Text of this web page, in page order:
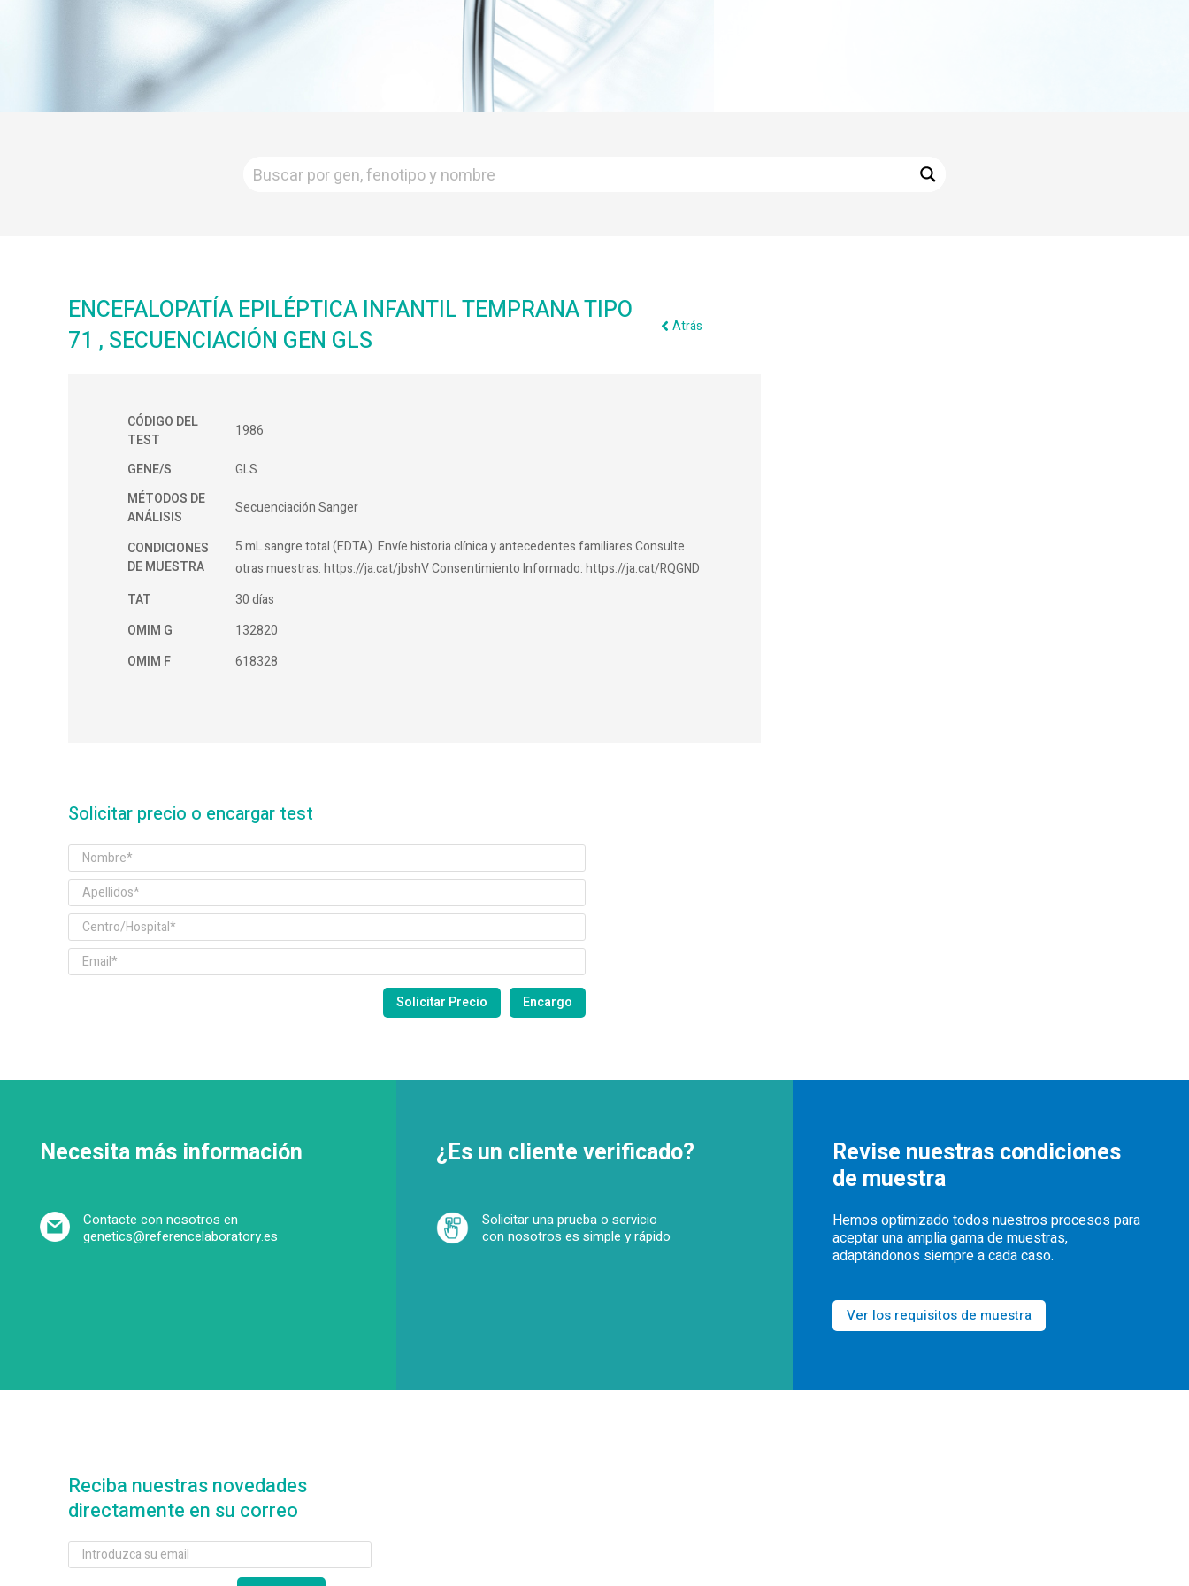
ENCEFALOPATÍA EPILÉPTICA INFANTIL TEMPRANA TIPO
71 , SECUENCIACIÓN GEN GLS
Atrás
CÓDIGO DEL
TEST
1986
GENE/S
GLS
MÉTODOS DE
ANÁLISIS
Secuenciación Sanger
CONDICIONES
DE MUESTRA
5 mL sangre total (EDTA). Envíe historia clínica y antecedentes familiares Consulte
otras muestras: https://ja.cat/jbshV Consentimiento Informado: https://ja.cat/RQGND
TAT
30 días
OMIM G
132820
OMIM F
618328
Solicitar precio o encargar test
Necesita más información ¿Es un cliente verificado?
Revise nuestras condiciones
de muestra
Contacte con nosotros en
genetics@referencelaboratory.es
Solicitar una prueba o servicio
con nosotros es simple y rápido
Hemos optimizado todos nuestros procesos para
aceptar una amplia gama de muestras,
adaptándonos siempre a cada caso.
Ver los requisitos de muestra
Reciba nuestras novedades
directamente en su correo